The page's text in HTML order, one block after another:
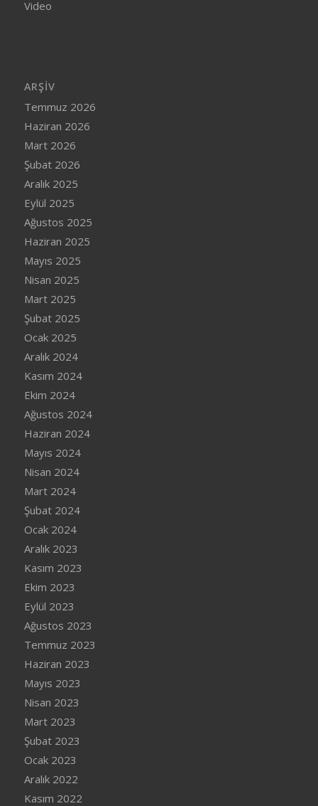
Video
ARŞIV
Temmuz 2026
Haziran 2026
Mart 2026
Şubat 2026
Aralık 2025
Eylül 2025
Ağustos 2025
Haziran 2025
Mayıs 2025
Nisan 2025
Mart 2025
Şubat 2025
Ocak 2025
Aralık 2024
Kasım 2024
Ekim 2024
Ağustos 2024
Haziran 2024
Mayıs 2024
Nisan 2024
Mart 2024
Şubat 2024
Ocak 2024
Aralık 2023
Kasım 2023
Ekim 2023
Eylül 2023
Ağustos 2023
Temmuz 2023
Haziran 2023
Mayıs 2023
Nisan 2023
Mart 2023
Şubat 2023
Ocak 2023
Aralık 2022
Kasım 2022